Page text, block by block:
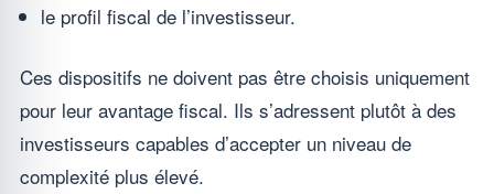
le profil fiscal de l’investisseur.
Ces dispositifs ne doivent pas être choisis uniquement
pour leur avantage fiscal. Ils s’adressent plutôt à des
investisseurs capables d’accepter un niveau de
complexité plus élevé.